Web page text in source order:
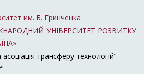
им. Б. Гринченка
УНІВЕРСИТЕТ РОЗВИТКУ
трансферу технологій"